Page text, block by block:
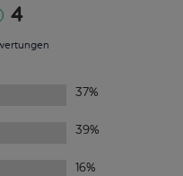
4
37%
39%
16%